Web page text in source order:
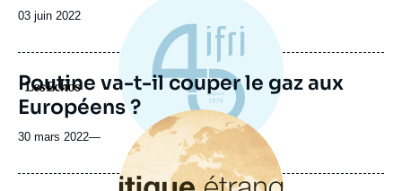
Date
publication
03 juin 2022
Logo
Poutine va-t-il couper le gaz aux
Européens ?
30 mars 2022—
Image
principale